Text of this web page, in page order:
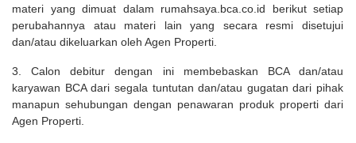
materi yang dimuat dalam rumahsaya.bca.co.id berikut setiap
perubahannya atau materi lain yang secara resmi disetujui
dan/atau dikeluarkan oleh Agen Properti.
3. Calon debitur dengan ini membebaskan BCA dan/atau
karyawan BCA dari segala tuntutan dan/atau gugatan dari pihak
manapun sehubungan dengan penawaran produk properti dari
Agen Properti.